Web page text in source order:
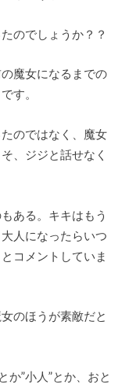
のでしょうか？？
魔女になるまでの
す。
のではなく、魔女
、ジジと話せなく
ある。キキはもう
人になったらいつ
コメントしていま
のほうが素敵だと
か”小人”とか、おと